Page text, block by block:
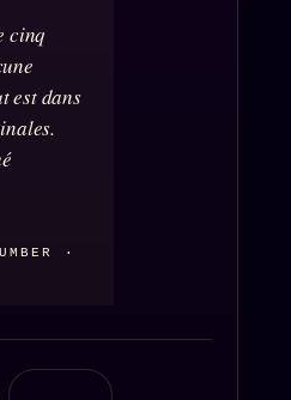
cinq
est dans
·